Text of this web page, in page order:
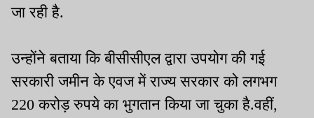
जा रही है.
उन्होंने बताया कि बीसीसीएल द्वारा उपयोग की गई
सरकारी जमीन के एवज में राज्य सरकार को लगभग
220 करोड़ रुपये का भुगतान किया जा चुका है.वहीं,